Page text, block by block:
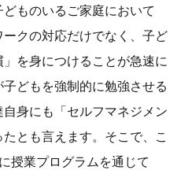
ものいるご家庭において
クの対応だけでなく、子ど
を身につけることが急速に
どもを強制的に勉強させる
身にも「セルフマネジメン
とも言えます。そこで、こ
授業プログラムを通じて